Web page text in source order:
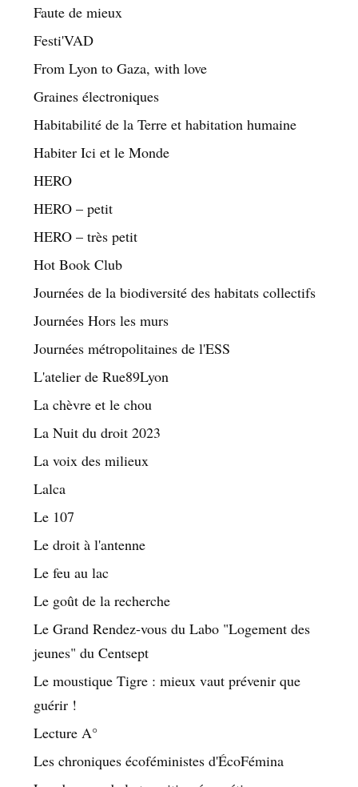
Faute de mieux
Festi'VAD
From Lyon to Gaza, with love
Graines électroniques
Habitabilité de la Terre et habitation humaine
Habiter Ici et le Monde
HERO
HERO – petit
HERO – très petit
Hot Book Club
Journées de la biodiversité des habitats collectifs
Journées Hors les murs
Journées métropolitaines de l'ESS
L'atelier de Rue89Lyon
La chèvre et le chou
La Nuit du droit 2023
La voix des milieux
Lalca
Le 107
Le droit à l'antenne
Le feu au lac
Le goût de la recherche
Le Grand Rendez-vous du Labo "Logement des
jeunes" du Centsept
Le moustique Tigre : mieux vaut prévenir que
guérir !
Lecture A°
Les chroniques écoféministes d'ÉcoFémina